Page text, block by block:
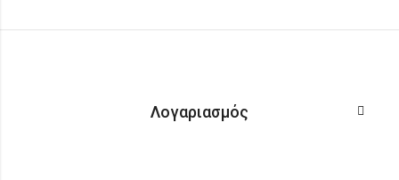
Λογαριασμός